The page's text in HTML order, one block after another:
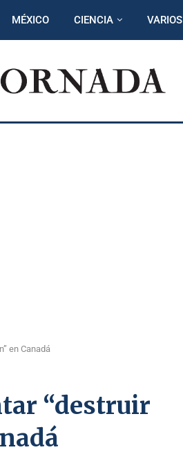
MÉXICO CIENCIA VARIOS
en Canadá
“destruir